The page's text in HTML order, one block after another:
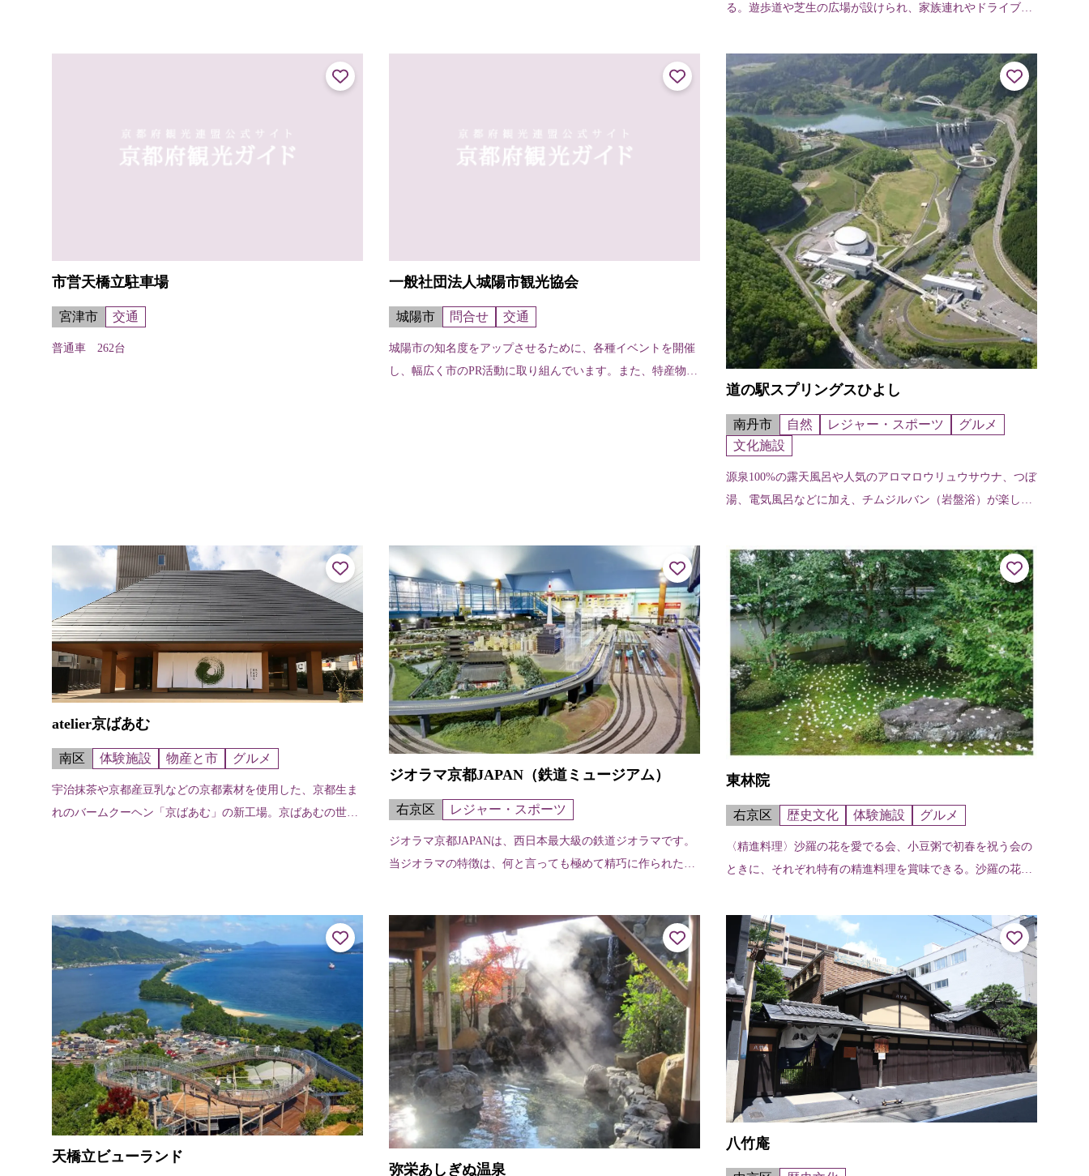
る。遊歩道や芝生の広場が設けられ、家族連れやドライブ途
春には一段と多くの市民でにぎわ...
市営天橋立駐車場
宮津市 交通
普通車 262台
一般社団法人城陽市観光協会
城陽市 問合せ 交通
城陽市の知名度をアップさせるために、各種イベントを開催
し、幅広く市のPR活動に取り組んでいます。また、特産物や
道の駅スプリングスひよし
南丹市 自然 レジャー・スポーツ
グルメ
文化施設
源泉100%の露天風呂や人気のアロマロウリュウサウナ、つぼ
湯、電気風呂などに加え、チムジルバン（岩盤浴）が楽しめ
atelier京ばあむ
南区 体験施設 物産と市 グルメ
宇治抹茶や京都産豆乳などの京都素材を使用した、京都生ま
れのバームクーヘン「京ばあむ」の新工場。京ばあむの世界
ジオラマ京都JAPAN（鉄道ミュージアム）
右京区 レジャー・スポーツ
ジオラマ京都JAPANは、西日本最大級の鉄道ジオラマです。
当ジオラマの特徴は、何と言っても極めて精巧に作られた京
東林院
右京区 歴史文化 体験施設 グルメ
〈精進料理〉沙羅の花を愛でる会、小豆粥で初春を祝う会の
ときに、それぞれ特有の精進料理を賞味できる。沙羅の花を
当日受付を行う...
天橋立ビューランド
弥栄あしぎぬ温泉
八竹庵